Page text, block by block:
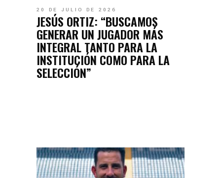
20 DE JULIO DE 2026
JESÚS ORTIZ: “BUSCAMOS
GENERAR UN JUGADOR MÁS
INTEGRAL TANTO PARA LA
INSTITUCIÓN COMO PARA LA
SELECCIÓN”